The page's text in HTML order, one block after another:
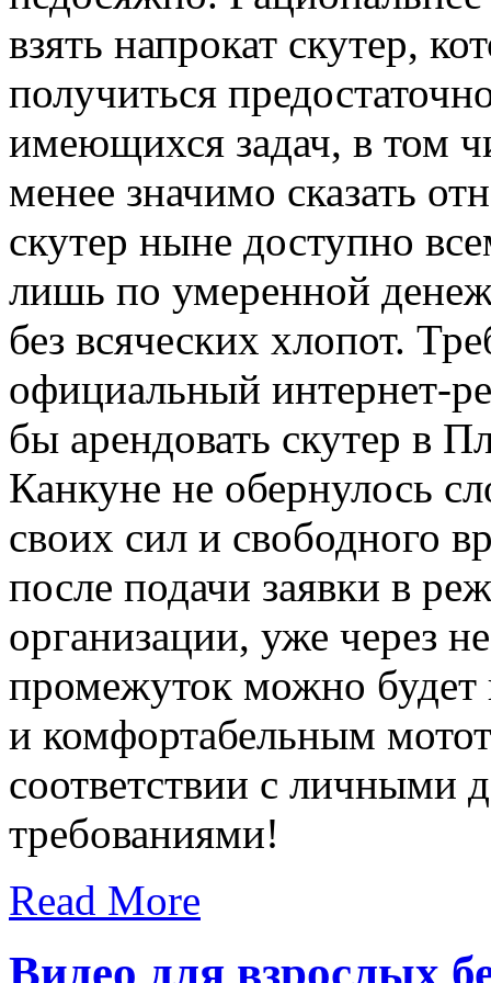
взять напрокат скутер,
получиться
имеющихся задач, в том
менее значимо сказать
скутер ныне доступно
лишь по умеренной
без всяческих хлопот.
официальный интернет-
бы арендовать скутер в
Канкуне не обернулось
своих сил и свободного
после подачи заявки в
организации, уже через
промежуток можно будет
и комфортабельным
соответствии с личными
требованиями!
Read More